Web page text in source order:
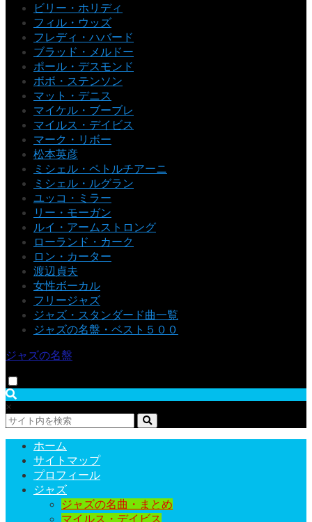
ビリー・ホリディ
フィル・ウッズ
フレディ・ハバード
ブラッド・メルドー
ポール・デスモンド
ボボ・ステンソン
マット・デニス
マイケル・ブーブレ
マイルス・デイビス
マーク・リボー
松本英彦
ミシェル・ペトルチアーニ
ミシェル・ルグラン
ユッコ・ミラー
リー・モーガン
ルイ・アームストロング
ローランド・カーク
ロン・カーター
渡辺貞夫
女性ボーカル
フリージャズ
ジャズ・スタンダード曲一覧
ジャズの名盤・ベスト５００
ジャズの名盤
×
ホーム
サイトマップ
プロフィール
ジャズ
ジャズの名曲・まとめ
マイルス・デイビス